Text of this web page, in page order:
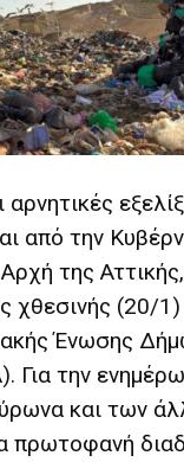
αρνητικές
από την
της
χθεσινής (20/
Ένωσης
Για την
και των
πρωτοφανή